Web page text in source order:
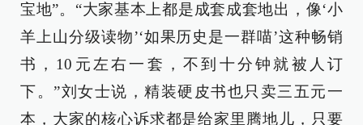
宝地”。“大家基本上都是成套成套地出，像‘小
羊上山分级读物’‘如果历史是一群喵’这种畅销
书，10元左右一套，不到十分钟就被人订
下。”刘女士说，精装硬皮书也只卖三五元一
本，大家的核心诉求都是给家里腾地儿，只要